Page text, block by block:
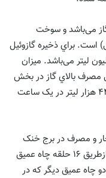
می‌باشد و ﺳﻮﺧﺖ
اﺳﺖ. ﺑﺮاي ذﺧﯿﺮه ﮔﺎزوﺋﯿﻞ
ﻣﺨﺰن ﺑﻪ ﻇﺮﻓﯿﺖ ﻫﺮ ﮐﺪام ۲۰ میلیون ﻟﯿﺘﺮ می‌باشد. ﻣﯿﺰان
ﻣﺼﺮف ﺑﺎﻟﺎي ﮔﺎز در ﺑﺨﺶ
ﺳﺎﺧﺘﻤﺎن و اُﻓﺖ فشار قطع ﻣﯽ ﺷﻮد، تقریباً ۴۴ هزار ﻟﯿﺘﺮ در ﯾﮏ ﺳﺎﻋﺖ
و ﻣﺼﺮف در ﺑﺮج ﺧﻨﮏ
ﮐﻨﻨﺪه و آب آﺷﺎﻣﯿﺪﻧﯽ وﺳﯿﺴﺘﻢ آﺗﺶ ﻧﺸﺎﻧﯽ ازﻃﺮﯾﻖ ۱۶ ﺣﻠﻘﻪ ﭼﺎه ﻋﻤﯿﻖ
دو چاه عمیق دیگر که در